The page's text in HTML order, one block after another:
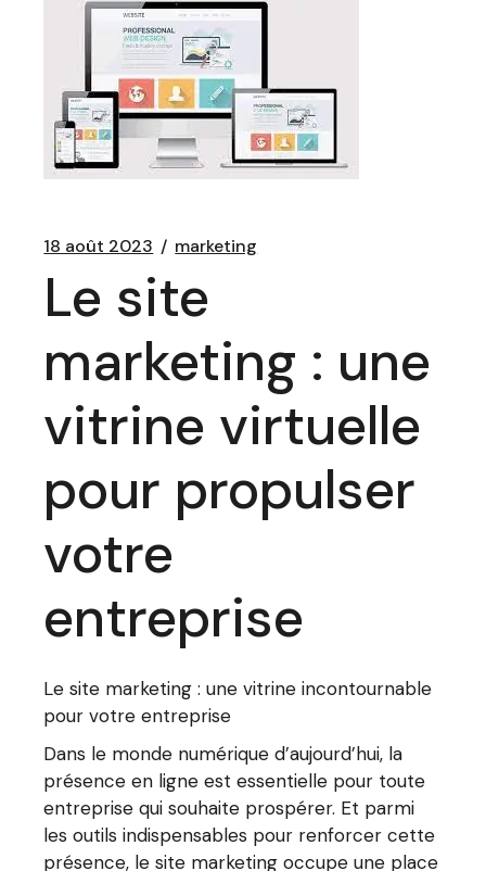
18 août 2023 marketing
Le site
marketing : une
vitrine virtuelle
pour propulser
votre
entreprise
Le site marketing : une vitrine incontournable
pour votre entreprise
Dans le monde numérique d’aujourd’hui, la
présence en ligne est essentielle pour toute
entreprise qui souhaite prospérer. Et parmi
les outils indispensables pour renforcer cette
présence, le site marketing occupe une place